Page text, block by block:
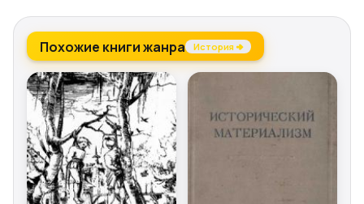
Похожие книги жанра История →